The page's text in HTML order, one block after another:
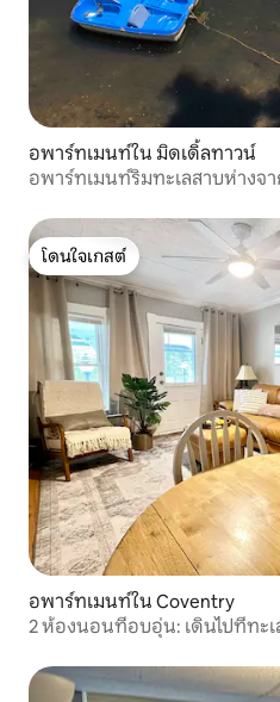
อพาร์ทเมนท์ใน มิดเดิ้ลทาวน์
อพาร์ทเมนท์ริมทะเลสาบห่างจา
โดนใจเกสต์
โดนใจเกสต์
อพาร์ทเมนท์ใน Coventry
2 ห้องนอนที่อบอุ่น: เดินไปที่ทะเ